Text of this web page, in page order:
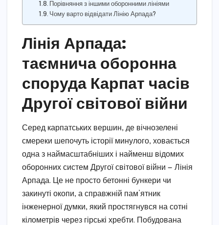
Порівняння з іншими оборонними лініями
Чому варто відвідати Лінію Арпада?
Лінія Арпада:
таємнича оборонна
споруда Карпат часів
Другої світової війни
Серед карпатських вершин, де вічнозелені
смереки шепочуть історії минулого, ховається
одна з наймасштабніших і найменш відомих
оборонних систем Другої світової війни — Лінія
Арпада. Це не просто бетонні бункери чи
закинуті окопи, а справжній пам’ятник
інженерної думки, який простягнувся на сотні
кілометрів через гірські хребти. Побудована